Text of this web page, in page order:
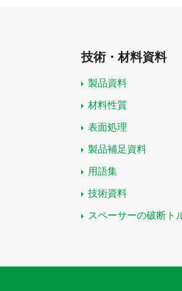
技術・材料資料
製品資料
材料性質
表面処理
製品補足資料
用語集
技術資料
スペーサーの破断ト